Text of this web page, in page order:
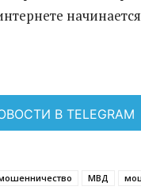
В TELEGRAM
МВД